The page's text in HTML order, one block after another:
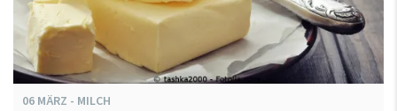
06 MÄRZ - MILCH